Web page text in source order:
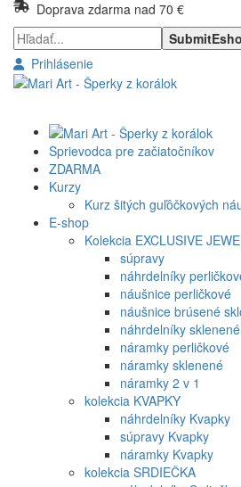
Doprava zdarma nad 70 €
Prihlásenie
Sprievodca pre začiatočníkov
ZDARMA
Kurzy
Kurz šitých guľôčkových
E-shop
Kolekcia EXCLUSIVE
súpravy
náhrdelníky
náušnice perličkové
náušnice brúsené
náhrdelníky sklenené
náramky perličkové
náramky sklenené
náramky 2 v 1
kolekcia KVAPKY
náhrdelníky Kvapky
súpravy Kvapky
náramky Kvapky
kolekcia SRDIEČKA